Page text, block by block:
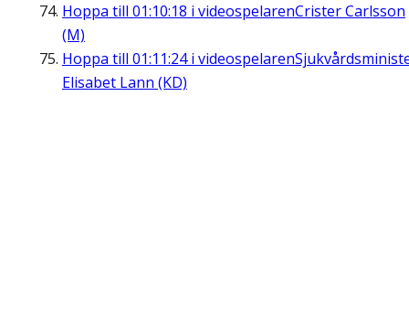
Hoppa till 01:10:18 i videospelarenCrister Carlsson
(M)
Hoppa till 01:11:24i videospelaren
Elisabet Lann (KD)